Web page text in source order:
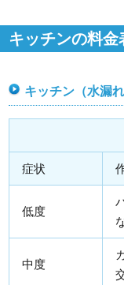
キッチンの料金
キッチン（水漏
症状
低度
中度